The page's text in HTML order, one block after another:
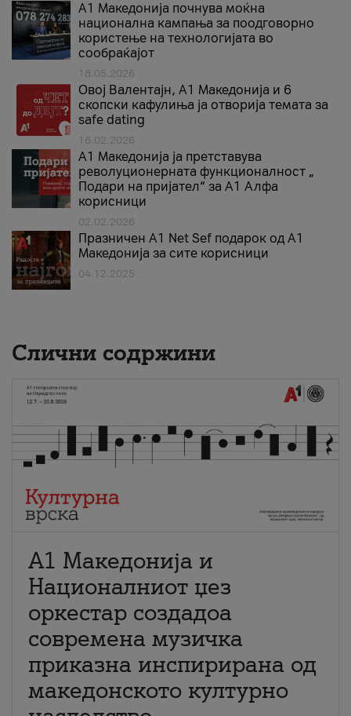
A1 Македонија почнува моќна
национална кампања за поодговорно
користење на технологијата во
сообраќајот
18.05.2026
Овој Валентајн, A1 Македонија и 6
скопски кафулиња ја отворија темата за
safe dating
16.02.2026
А1 Македонија ја претставува
револуционерната функционалност „
Подари на пријател“ за А1 Алфа
корисници
02.02.2026
Празничен A1 Net Sеf подарок од А1
Македонија за сите корисници
04.12.2025
Слични содржини
А1 Македонија и
Националниот џез
оркестар создадоа
современа музичка
приказна инспирирана од
македонското културно